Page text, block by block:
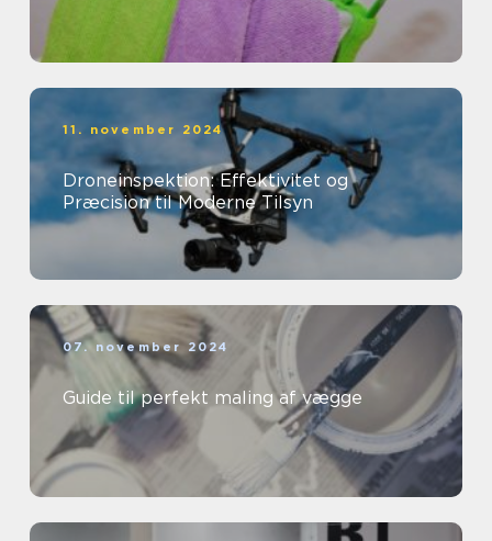
11. november 2024
Droneinspektion: Effektivitet og
Præcision til Moderne Tilsyn
07. november 2024
Guide til perfekt maling af vægge